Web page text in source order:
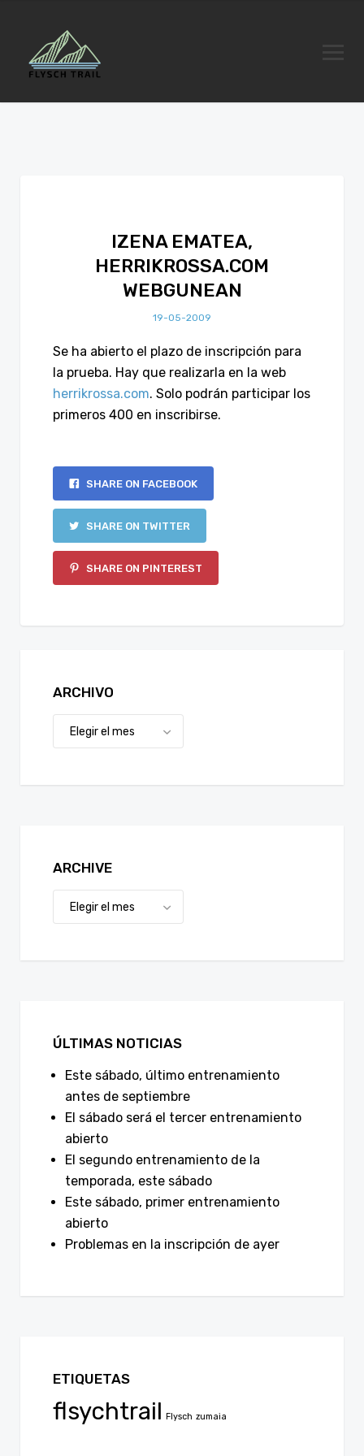
IZENA EMATEA,
HERRIKROSSA.COM
WEBGUNEAN
19-05-2009
Se ha abierto el plazo de inscripción para
la prueba. Hay que realizarla en la web
herrikrossa.com. Solo podrán participar los
primeros 400 en inscribirse.
SHARE ON FACEBOOK
SHARE ON TWITTER
SHARE ON PINTEREST
ARCHIVO
ARCHIVE
ÚLTIMAS NOTICIAS
Este sábado, último entrenamiento
antes de septiembre
El sábado será el tercer entrenamiento
abierto
El segundo entrenamiento de la
temporada, este sábado
Este sábado, primer entrenamiento
abierto
Problemas en la inscripción de ayer
ETIQUETAS
flsychtrail Flysch zumaia